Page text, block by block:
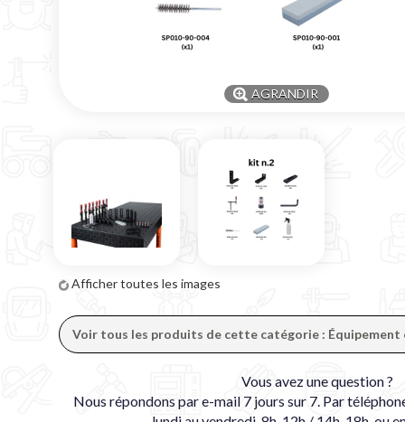
AGRANDIR
Afficher toutes les images
Voir tous les produits de cette catégorie : Équipement
Vous avez une question ?
Nous répondons par e-mail 7 jours sur 7. Par